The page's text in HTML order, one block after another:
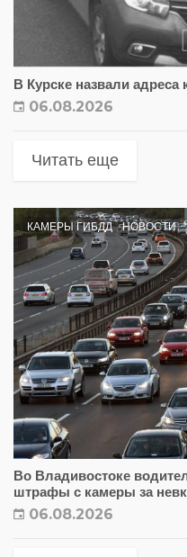
В Курске назвали
06.08.2026
Читать еще
КАМЕРЫ ГИБДД НОВОСТИ
Во Владивостоке
штрафы с камеры за
06.08.2026